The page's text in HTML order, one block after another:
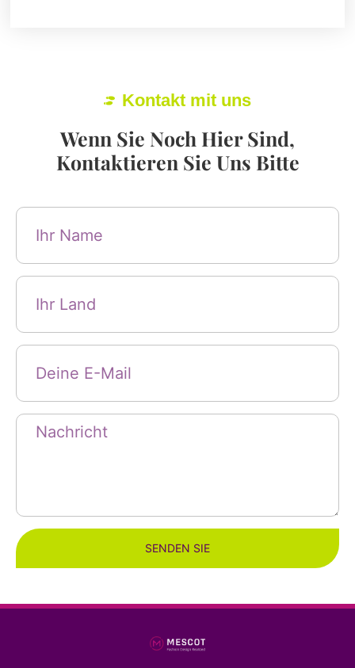
Kontakt mit uns
Wenn Sie Noch Hier Sind,
Kontaktieren Sie Uns Bitte
SENDEN SIE